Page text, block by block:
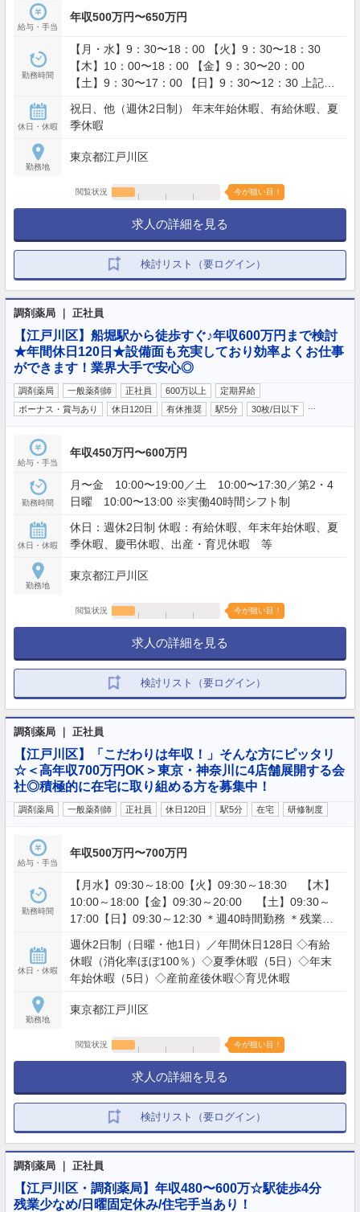
給与・手当
年収500万円〜650万円
勤務時間
【月・水】9：30〜18：00 【火】9：30〜18：30
【木】10：00〜18：00 【金】9：30〜20：00
【土】9：30〜17：00 【日】9：30〜12：30 上記営
休日・休暇
祝日、他（週休2日制） 年末年始休暇、有給休暇、夏
季休暇
勤務地
東京都江戸川区
閲覧状況 今が狙い目！
求人の詳細を見る
検討リスト（要ログイン）
調剤薬局 ｜ 正社員
【江戸川区】船堀駅から徒歩すぐ♪年収600万円まで検討
★年間休日120日★設備面も充実しており効率よくお仕事
ができます！業界大手で安心◎
調剤薬局 一般薬剤師 正社員 600万以上
定期昇給
ボーナス・賞与あり
休日120日 有休推奨 駅5分 30枚/日以下
給与・手当
年収450万円〜600万円
勤務時間
月〜金 10:00〜19:00／土 10:00〜17:30／第2・4
日曜 10:00〜13:00 ※実働40時間シフト制
休日・休暇
休日：週休2日制 休暇：有給休暇、年末年始休暇、夏
季休暇、慶弔休暇、出産・育児休暇 等
勤務地
東京都江戸川区
閲覧状況 今が狙い目！
求人の詳細を見る
検討リスト（要ログイン）
調剤薬局 ｜ 正社員
【江戸川区】「こだわりは年収！」そんな方にピッタリ
☆＜高年収700万円OK＞東京・神奈川に4店舗展開する会
社◎積極的に在宅に取り組める方を募集中！
調剤薬局 一般薬剤師 正社員 休日120日 駅5分 在宅 研修制度
給与・手当
年収500万円〜700万円
勤務時間
【月水】09:30～18:00【火】09:30～18:30 【木】
10:00～18:00【金】09:30～20:00 【土】09:30～
17:00【日】09:30～12:30 ＊週40時間勤務 ＊残業：
担当者がいるため、固定休み
休日・休暇
週休2日制（日曜・他1日）／年間休日128日 ◇有給
休暇（消化率ほぼ100％）◇夏季休暇（5日）◇年末
年始休暇（5日）◇産前産後休暇◇育児休暇
勤務地
東京都江戸川区
閲覧状況 今が狙い目！
求人の詳細を見る
検討リスト（要ログイン）
調剤薬局 ｜ 正社員
【江戸川区・調剤薬局】年収480〜600万☆駅徒歩4分
残業少なめ/日曜固定休み/住宅手当あり！